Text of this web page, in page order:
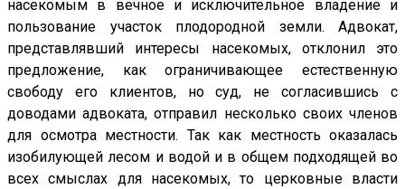
насекомым в вечное и исключительное владение и
пользование участок плодородной земли. Адвокат,
представлявший интересы насекомых, отклонил это
предложение, как ограничивающее естественную
свободу его клиентов, но суд, не согласившись с
доводами адвоката, отправил несколько своих членов
для осмотра местности. Так как местность оказалась
изобилующей лесом и водой и в общем подходящей во
всех смыслах для насекомых, то церковные власти